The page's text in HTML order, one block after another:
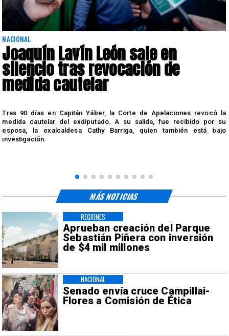
NACIONAL
Joaquín Lavín León sale en
silencio tras revocación de
medida cautelar
Tras 90 días en Capitán Yáber, la Corte de Apelaciones revocó la
medida cautelar del exdiputado. A su salida, fue recibido por su
esposa, la exalcaldesa Cathy Barriga, quien también está bajo
investigación.
Aprueban creación del Parque
Sebastián Piñera con inversión
de $4 mil millones
REGIONES
Senado envía cruce Campillai-
Flores a Comisión de Ética
NACIONAL
MÁS NOTICIAS